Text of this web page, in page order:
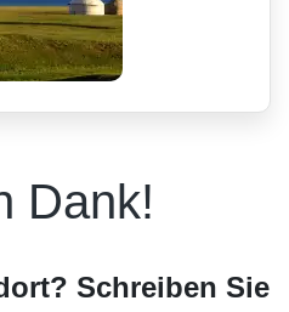
Dank!
Schreiben Sie